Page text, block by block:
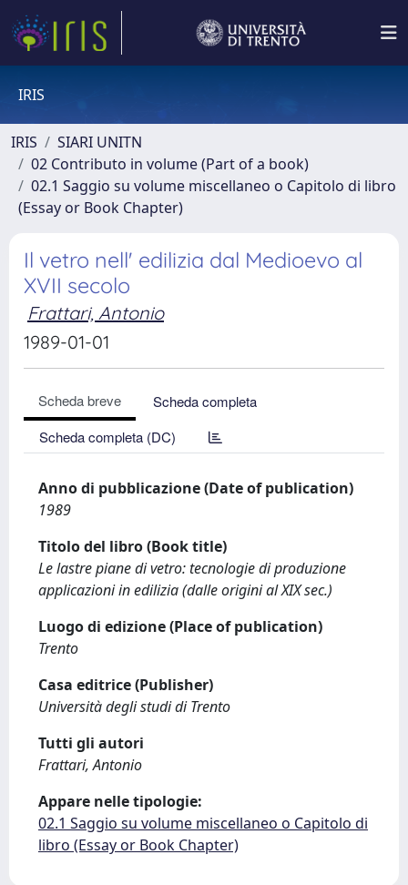
IRIS
IRIS
SIARI UNITN
02 Contributo in volume (Part of a book)
02.1 Saggio su volume miscellaneo o Capitolo di libro
(Essay or Book Chapter)
Il vetro nell' edilizia dal Medioevo al
XVII secolo
Frattari, Antonio
1989-01-01
Scheda breve
Scheda completa
Scheda completa (DC)
Anno di pubblicazione (Date of publication)
1989
Titolo del libro (Book title)
Le lastre piane di vetro: tecnologie di produzione
applicazioni in edilizia (dalle origini al XIX sec.)
Luogo di edizione (Place of publication)
Trento
Casa editrice (Publisher)
Università degli studi di Trento
Tutti gli autori
Frattari, Antonio
Appare nelle tipologie:
02.1 Saggio su volume miscellaneo o Capitolo di
libro (Essay or Book Chapter)